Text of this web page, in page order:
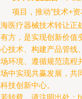
项目，推动“技术+资
医疗器械技术转让正
方，是实现创新价值
技术、构建产品管线
环境、遵循规范流程
中实现共赢发展，共
技创新中心。
转载，请注明出处：